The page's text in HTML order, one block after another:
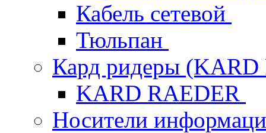
Кабель сетевой
Тюльпан
Кард ридеры
KARD RAEDER
Носители